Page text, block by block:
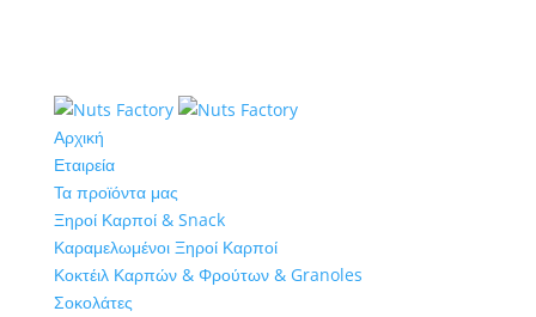
Αρχική
Εταιρεία
Τα προϊόντα μας
Ξηροί Καρποί & Snack
Καραμελωμένοι Ξηροί Καρποί
Κοκτέιλ Καρπών & Φρούτων & Granoles
Σοκολάτες